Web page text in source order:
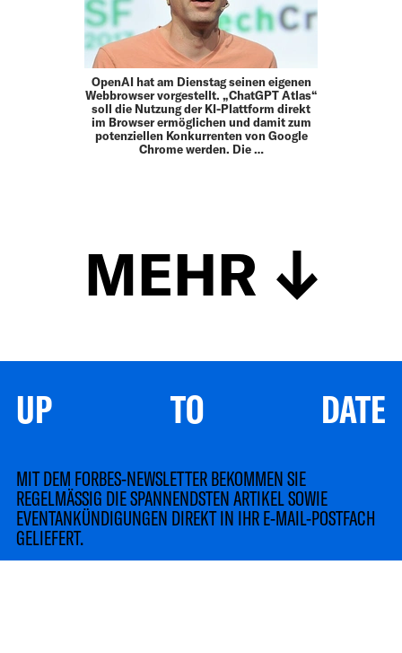
OpenAI hat am Dienstag seinen eigenen
Webbrowser vorgestellt. „ChatGPT Atlas“
soll die Nutzung der KI-Plattform direkt
im Browser ermöglichen und damit zum
potenziellen Konkurrenten von Google
Chrome werden. Die …
MEHR
UP TO DATE
MIT DEM FORBES-NEWSLETTER BEKOMMEN SIE
REGELMÄSSIG DIE SPANNENDSTEN ARTIKEL SOWIE
EVENTANKÜNDIGUNGEN DIREKT IN IHR E-MAIL-POSTFACH
GELIEFERT.